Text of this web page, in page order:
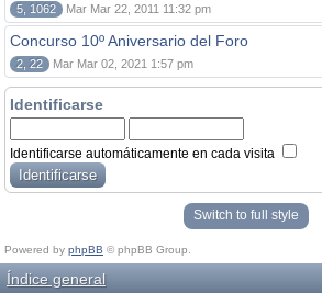
5, 1062 Mar Mar 22, 2011 11:32 pm
Concurso 10º Aniversario del Foro
2, 22 Mar Mar 02, 2021 1:57 pm
Identificarse
Identificarse automáticamente en cada visita
Switch to full style
Powered by phpBB © phpBB Group.
Índice general